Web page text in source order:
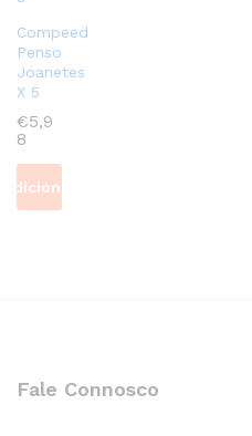
Compeed
Penso
Joanetes
X 5
€5,9
8
Adicionar
Fale Connosco